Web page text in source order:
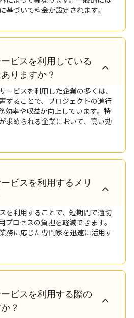
基づいて料金が設定されます。
ビスを利用している
りますか？
ービスを利用した企業の多くは、
することで、プロジェクトの進行
効率や収益が向上しています。特
求められる企業において、高い効
ビスを利用するメリ
を利用することで、短期間で適切
プロセスの負担を軽減できます。
務に応じた専門家を迅速に活用す
ビスを利用する際の
？